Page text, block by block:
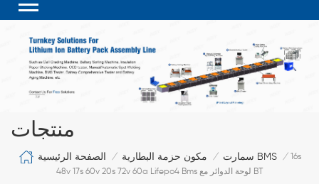
منتجات
الصفحة الرئيسية / مكون حزمة البطارية / سمارت BMS / 16s
48v 17s 60v 20s 72v 60a Lifepo4 Bms لوحة الدوائر مع BT